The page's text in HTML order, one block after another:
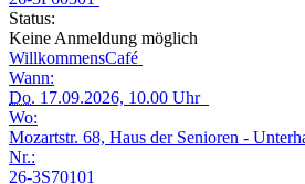
Status:
Keine Anmeldung möglich
WillkommensCafé
Wann:
Do. 17.09.2026, 10.00 Uhr
Wo:
Mozartstr. 68, Haus der Senioren -
Nr.:
26-3S70101